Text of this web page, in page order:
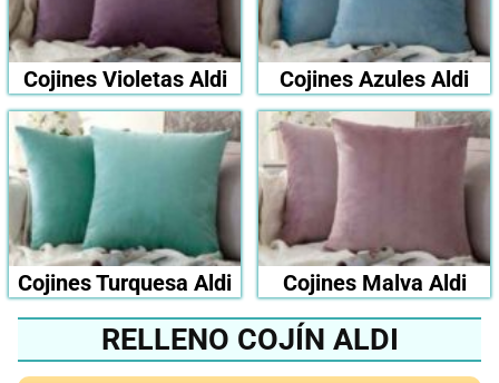
Cojines Violetas Aldi Cojines Azules Aldi
Cojines Turquesa Aldi Cojines Malva Aldi
RELLENO COJÍN ALDI